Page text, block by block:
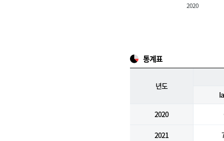
2020
통계표
년도
2020
2021